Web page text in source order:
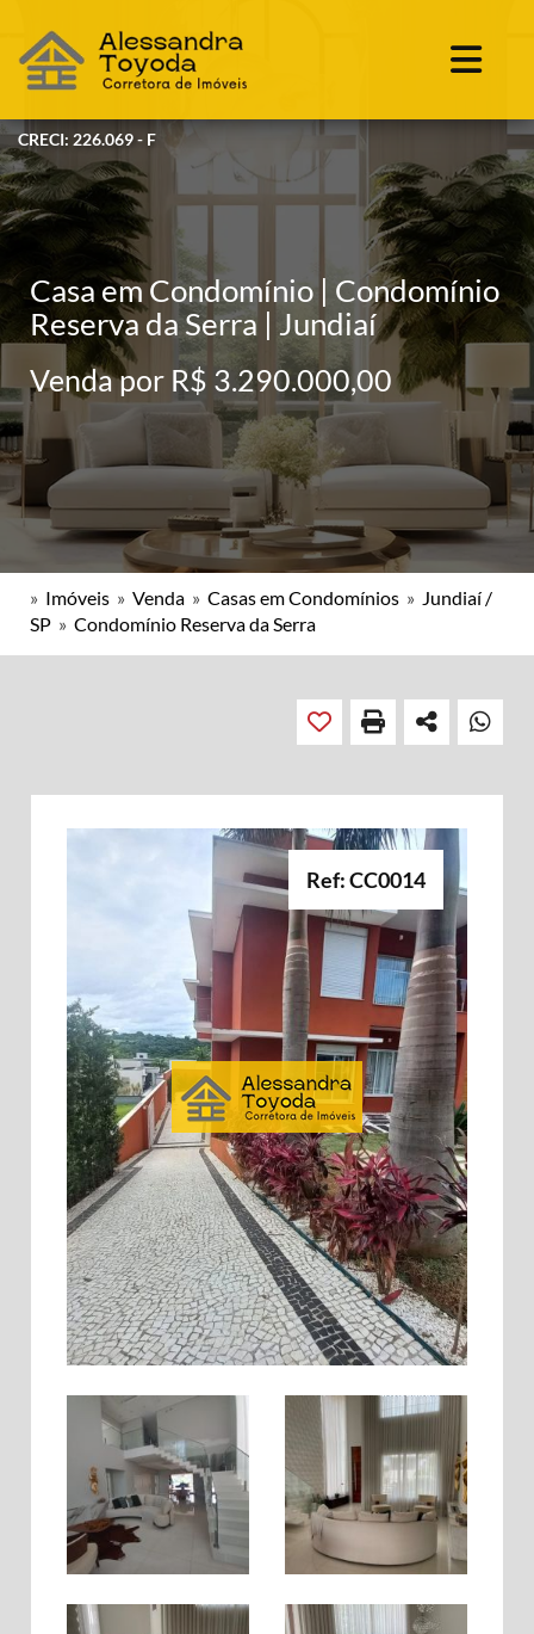
CRECI: 226.069 - F
Casa em Condomínio | Condomínio
Reserva da Serra | Jundiaí
Venda por R$ 3.290.000,00
» Imóveis » Venda » Casas em Condomínios » Jundiaí /
SP » Condomínio Reserva da Serra
Ref: CC0014